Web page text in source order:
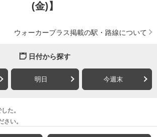
(金)】
ウォーカープラス掲載の駅・路線について
日付から探す
明日 今週末
た。
い。